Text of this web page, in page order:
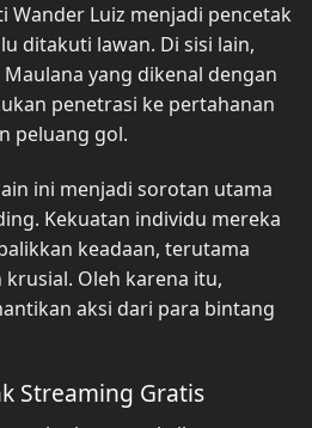
Wander Luiz menjadi pencetak
ditakuti lawan. Di sisi lain,
yang dikenal dengan
penetrasi ke pertahanan
peluang gol.
ini menjadi sorotan utama
Kekuatan individu mereka
keadaan, terutama
Oleh karena itu,
aksi dari para bintang
Streaming Gratis